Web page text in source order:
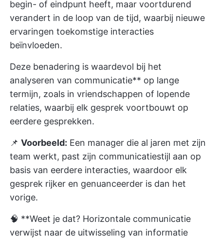
begin- of eindpunt heeft, maar voortdurend
verandert in de loop van de tijd, waarbij nieuwe
ervaringen toekomstige interacties
beïnvloeden.
Deze benadering is waardevol bij het
analyseren van communicatie** op lange
termijn, zoals in vriendschappen of lopende
relaties, waarbij elk gesprek voortbouwt op
eerdere gesprekken.
📌 Voorbeeld: Een manager die al jaren met zijn
team werkt, past zijn communicatiestijl aan op
basis van eerdere interacties, waardoor elk
gesprek rijker en genuanceerder is dan het
vorige.
🧠 **Weet je dat? Horizontale communicatie
verwijst naar de uitwisseling van informatie